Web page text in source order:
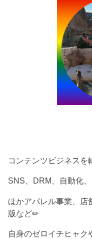
コンテンツビジネスを
SNS、DRM、自動化、
ほかアパレル事業、店
版など✏︎
自身のゼロイチヒャク